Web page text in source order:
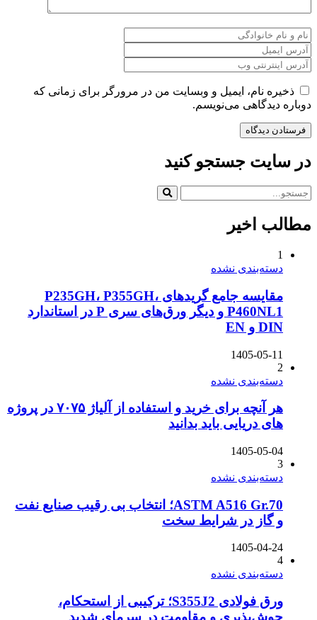
ذخیره نام، ایمیل و وبسایت من در مرورگر برای زمانی که
دوباره دیدگاهی می‌نویسم.
در سایت جستجو کنید
مطالب اخیر
1
دسته‌بندی نشده
مقایسه جامع گریدهای P235GH، P355GH،
P460NL1 و دیگر ورق‌های سری P در استاندارد
DIN و EN
1405-05-11
2
دسته‌بندی نشده
هر آنچه برای خرید و استفاده از آلیاژ ۷۰۷۵ در پروژه
های دریایی باید بدانید
1405-05-04
3
دسته‌بندی نشده
ASTM A516 Gr.70؛ انتخاب بی رقیب صنایع نفت
و گاز در شرایط سخت
1405-04-24
4
دسته‌بندی نشده
ورق فولادی S355J2؛ ترکیبی از استحکام،
جوش‌پذیری و مقاومت در سرمای شدید